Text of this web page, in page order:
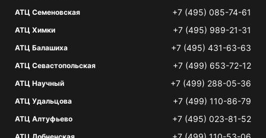
АТЦ Семеновская +7 (495) 085-74-61
АТЦ Химки +7 (495) 989-21-31
АТЦ Балашиха +7 (495) 431-63-63
АТЦ Севастопольская +7 (499) 653-72-12
АТЦ Научный +7 (499) 288-05-36
АТЦ Удальцова +7 (499) 110-86-79
АТЦ Алтуфьево +7 (495) 023-81-52